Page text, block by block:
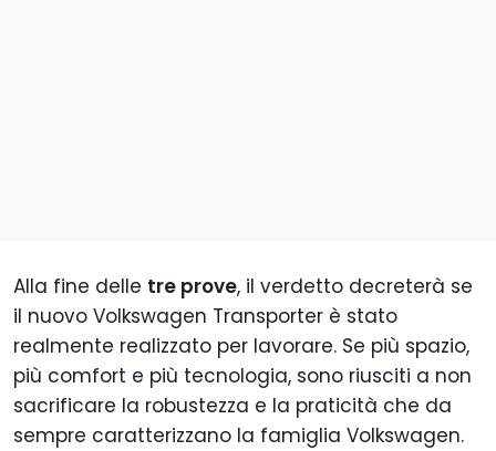
Alla fine delle tre prove, il verdetto decreterà se
il nuovo Volkswagen Transporter è stato
realmente realizzato per lavorare. Se più spazio,
più comfort e più tecnologia, sono riusciti a non
sacrificare la robustezza e la praticità che da
sempre caratterizzano la famiglia Volkswagen.